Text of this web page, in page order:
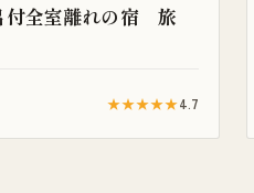
付全室離れの宿 旅
★★★★★4.7